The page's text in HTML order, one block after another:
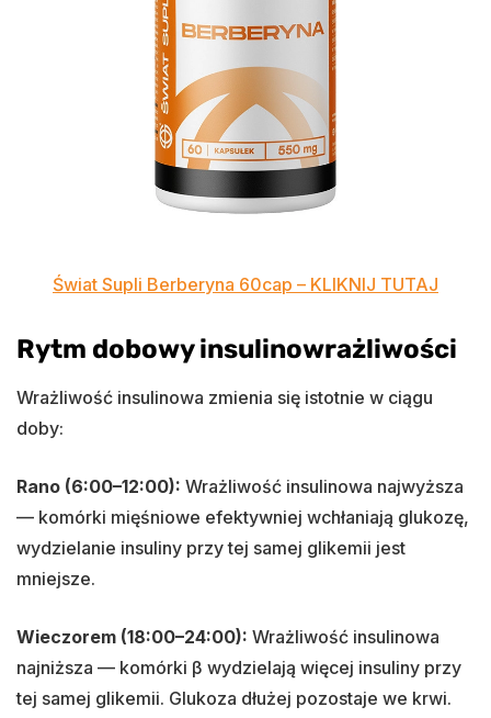
Świat Supli Berberyna 60cap – KLIKNIJ TUTAJ
Rytm dobowy insulinowrażliwości
Wrażliwość insulinowa zmienia się istotnie w ciągu
doby:
Rano (6:00–12:00): Wrażliwość insulinowa najwyższa
— komórki mięśniowe efektywniej wchłaniają glukozę,
wydzielanie insuliny przy tej samej glikemii jest
mniejsze.
Wieczorem (18:00–24:00): Wrażliwość insulinowa
najniższa — komórki β wydzielają więcej insuliny przy
tej samej glikemii. Glukoza dłużej pozostaje we krwi.